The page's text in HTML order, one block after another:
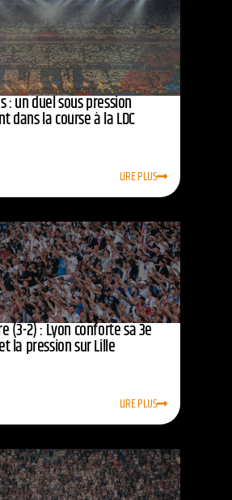
: un duel sous pression
dans la course à la LDC
LIRE PLUS
(3-2) : Lyon conforte sa 3e
la pression sur Lille
LIRE PLUS